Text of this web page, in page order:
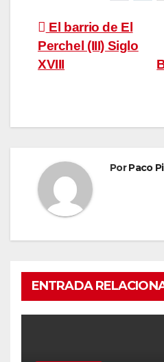
Navegación
de
El barrio de El
Perchel (III) Siglo
XVIII
PorPaco
ENTRADA